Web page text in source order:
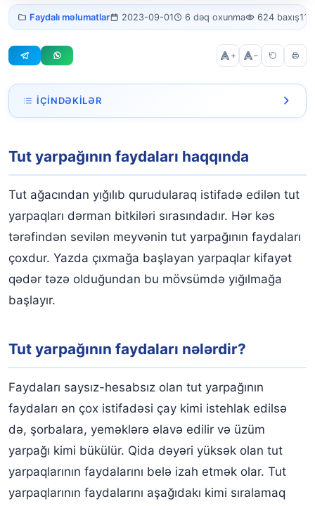
Tut yarpağının faydaları
nələrdir?
Faydalı məlumatlar 2023-09-01 6 dəq oxunma 624 baxış
+ –
İÇINDƏKILƏR
Tut yarpağının faydaları nələrdir?
Tut yarpağı ilə ürək sağlamlığınızı qoruyun
Hər dərdə dəva Tut yarpağı
Tut yarpağının faydaları haqqında
Tut ağacından yığılıb qurudularaq istifadə edilən tut
yarpaqları dərman bitkiləri sırasındadır. Hər kəs
tərəfindən sevilən meyvənin tut yarpağının faydaları
çoxdur. Yazda çıxmağa başlayan yarpaqlar kifayət
qədər təzə olduğundan bu mövsümdə yığılmağa
başlayır.
Tut yarpağının faydaları nələrdir?
Faydaları saysız-hesabsız olan tut yarpağının
faydaları ən çox istifadəsi çay kimi istehlak edilsə
də, şorbalara, yeməklərə əlavə edilir və üzüm
yarpağı kimi bükülür. Qida dəyəri yüksək olan tut
yarpaqlarının faydalarını belə izah etmək olar. Tut
yarpaqlarının faydalarını aşağıdakı kimi sıralamaq